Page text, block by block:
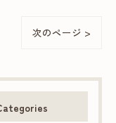
次のページ >